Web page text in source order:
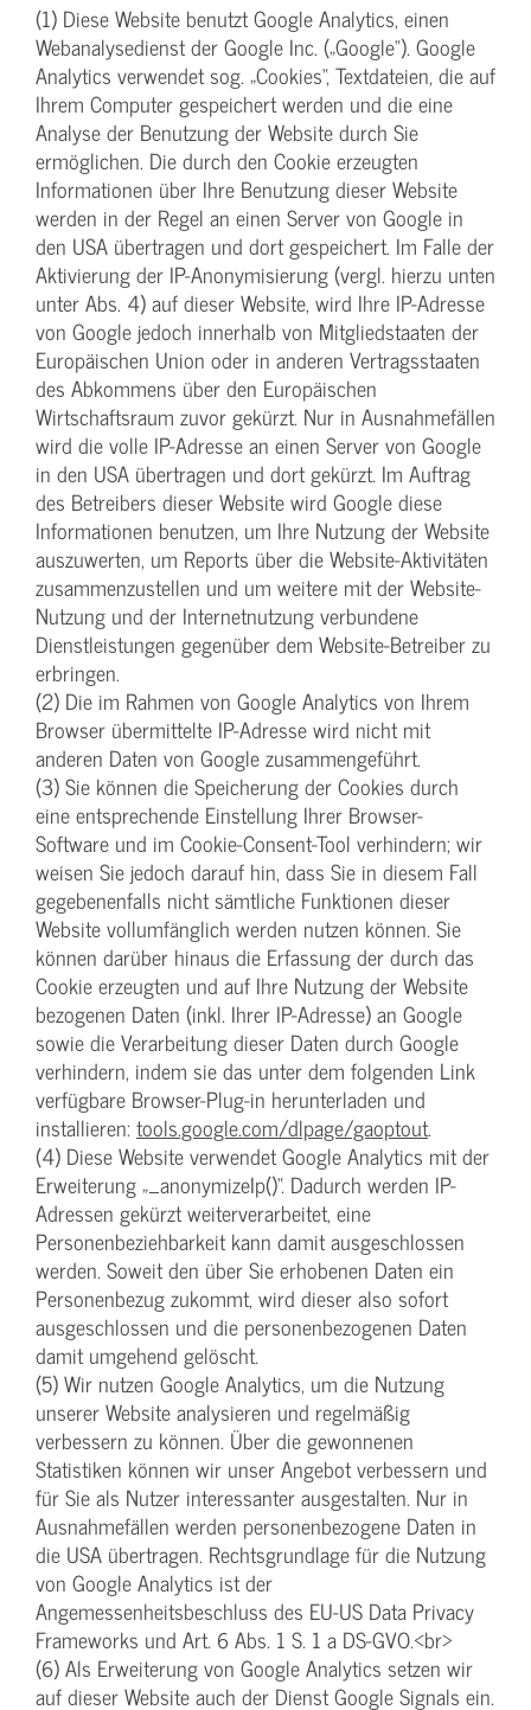
(1) Diese Website benutzt Google Analytics, einen
Webanalysedienst der Google Inc. („Google“). Google
Analytics verwendet sog. „Cookies“, Textdateien, die auf
Ihrem Computer gespeichert werden und die eine
Analyse der Benutzung der Website durch Sie
ermöglichen. Die durch den Cookie erzeugten
Informationen über Ihre Benutzung dieser Website
werden in der Regel an einen Server von Google in
den USA übertragen und dort gespeichert. Im Falle der
Aktivierung der IP-Anonymisierung (vergl. hierzu unten
unter Abs. 4) auf dieser Website, wird Ihre IP-Adresse
von Google jedoch innerhalb von Mitgliedstaaten der
Europäischen Union oder in anderen Vertragsstaaten
des Abkommens über den Europäischen
Wirtschaftsraum zuvor gekürzt. Nur in Ausnahmefällen
wird die volle IP-Adresse an einen Server von Google
in den USA übertragen und dort gekürzt. Im Auftrag
des Betreibers dieser Website wird Google diese
Informationen benutzen, um Ihre Nutzung der Website
auszuwerten, um Reports über die Website-Aktivitäten
zusammenzustellen und um weitere mit der Website-
Nutzung und der Internetnutzung verbundene
Dienstleistungen gegenüber dem Website-Betreiber zu
erbringen.
(2) Die im Rahmen von Google Analytics von Ihrem
Browser übermittelte IP-Adresse wird nicht mit
anderen Daten von Google zusammengeführt.
(3) Sie können die Speicherung der Cookies durch
eine entsprechende Einstellung Ihrer Browser-
Software und im Cookie-Consent-Tool verhindern; wir
weisen Sie jedoch darauf hin, dass Sie in diesem Fall
gegebenenfalls nicht sämtliche Funktionen dieser
Website vollumfänglich werden nutzen können. Sie
können darüber hinaus die Erfassung der durch das
Cookie erzeugten und auf Ihre Nutzung der Website
bezogenen Daten (inkl. Ihrer IP-Adresse) an Google
sowie die Verarbeitung dieser Daten durch Google
verhindern, indem sie das unter dem folgenden Link
verfügbare Browser-Plug-in herunterladen und
installieren: tools.google.com/dlpage/gaoptout.
(4) Diese Website verwendet Google Analytics mit der
Erweiterung „_anonymizeIp()“. Dadurch werden IP-
Adressen gekürzt weiterverarbeitet, eine
Personenbeziehbarkeit kann damit ausgeschlossen
werden. Soweit den über Sie erhobenen Daten ein
Personenbezug zukommt, wird dieser also sofort
ausgeschlossen und die personenbezogenen Daten
damit umgehend gelöscht.
(5) Wir nutzen Google Analytics, um die Nutzung
unserer Website analysieren und regelmäßig
verbessern zu können. Über die gewonnenen
Statistiken können wir unser Angebot verbessern und
für Sie als Nutzer interessanter ausgestalten. Nur in
Ausnahmefällen werden personenbezogene Daten in
die USA übertragen. Rechtsgrundlage für die Nutzung
von Google Analytics ist der
Angemessenheitsbeschluss des EU-US Data Privacy
Frameworks und Art. 6 Abs. 1 S. 1 a DS-GVO.<br>
(6) Als Erweiterung von Google Analytics setzen wir
auf dieser Website auch der Dienst Google Signals ein.